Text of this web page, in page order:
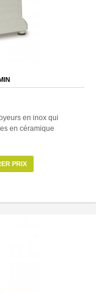
en inox qui
en céramique
PRIX